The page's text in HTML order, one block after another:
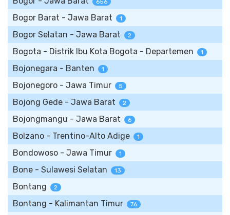
656
Bogor Barat - Jawa Barat 1
Bogor Selatan - Jawa Barat 2
Bogota - Distrik Ibu Kota Bogota - Departemen 1
Bojonegara - Banten 1
Bojonegoro - Jawa Timur 5
Bojong Gede - Jawa Barat 2
Bojongmangu - Jawa Barat 6
Bolzano - Trentino-Alto Adige 1
Bondowoso - Jawa Timur 1
Bone - Sulawesi Selatan 13
Bontang 2
Bontang - Kalimantan Timur 76